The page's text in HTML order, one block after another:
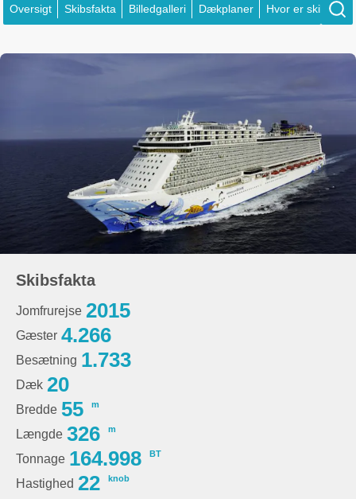
Oversigt Skibsfakta Billedgalleri Dækplaner Hvor er skibene
Skibsfakta
Jomfrurejse 2015
Gæster 4.266
Besætning 1.733
Dæk 20
Bredde 55 m
Længde 326 m
Tonnage 164.998 BT
Hastighed 22 knob